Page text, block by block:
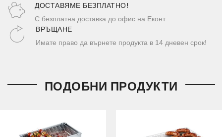
ДОСТАВЯМЕ БЕЗПЛАТНО!
С безплатна доставка до офис на Еконт
ВРЪЩАНЕ
Имате право да върнете продукта в 14 дневен срок!
ПОДОБНИ ПРОДУКТИ